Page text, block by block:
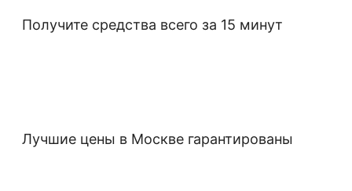
Получите средства всего за 15 минут
Лучшие цены в Москве гарантированы